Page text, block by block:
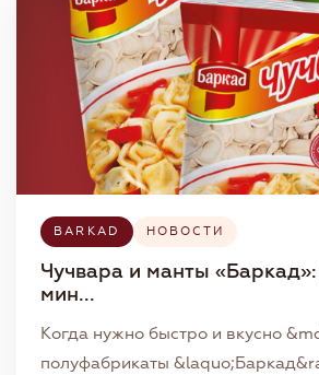
BARKAD НОВОСТИ
Чучвара и манты
мин...
Когда нужно быстро и вкусно
полуфабрикаты